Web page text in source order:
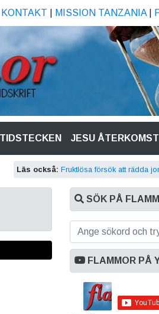
KONTAKT MISSION TANZANIA|
TIDSTECKEN JESU ÅTERKOMST
Läs också: Fruktlösa försök att rädda
SÖK PÅ
FLAMMOR PÅ